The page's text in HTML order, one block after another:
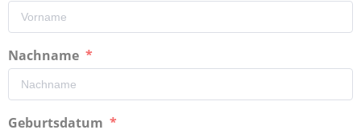
Nachname
Geburtsdatum